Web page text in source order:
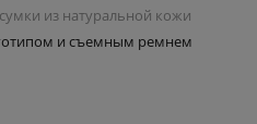
из натуральной кожи
и съемным ремнем